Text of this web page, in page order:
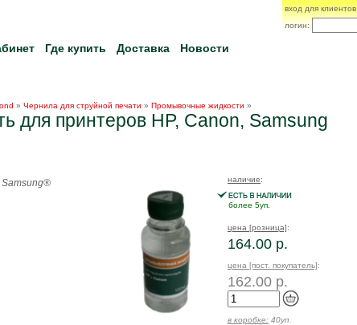
вход для клиентов
логин:
Где купить Доставка Новости
» Чернила для струйной печати » Промывочные жидкости »
для принтеров HP, Canon, Samsung
наличие:
более 5уп.
цена [розница]:
164.00 р.
цена [пост. покупатель]:
162.00 р.
в коробке: 40уп.